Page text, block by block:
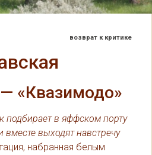
возврат к критике
«Квазимодо»
подбирает в яффском порту
вместе выходят навстречу
набранная белым